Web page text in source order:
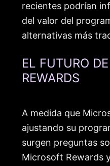
recientes podrían
del valor del
alternativas más
EL FUTURO
REWARDS
A medida que
ajustando su
surgen preguntas
Microsoft Rewards